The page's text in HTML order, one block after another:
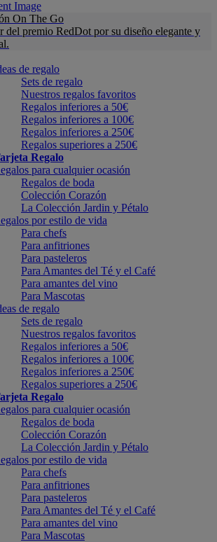
On The Go
del premio RedDot por su diseño elegante y
de regalo
Sets de regalo
Nuestros regalos favoritos
Regalos inferiores a 50€
Regalos inferiores a 100€
Regalos inferiores a 250€
Regalos superiores a 250€
Regalo
para cualquier ocasión
Regalos de boda
Colección Corazón
La Colección Jardin y Pétalo
por estilo de vida
Para chefs
Para anfitriones
Para pasteleros
Para Amantes del Té y el Café
Para amantes del vino
Para Mascotas
de regalo
Sets de regalo
Nuestros regalos favoritos
Regalos inferiores a 50€
Regalos inferiores a 100€
Regalos inferiores a 250€
Regalos superiores a 250€
Regalo
para cualquier ocasión
Regalos de boda
Colección Corazón
La Colección Jardin y Pétalo
por estilo de vida
Para chefs
Para anfitriones
Para pasteleros
Para Amantes del Té y el Café
Para amantes del vino
Para Mascotas